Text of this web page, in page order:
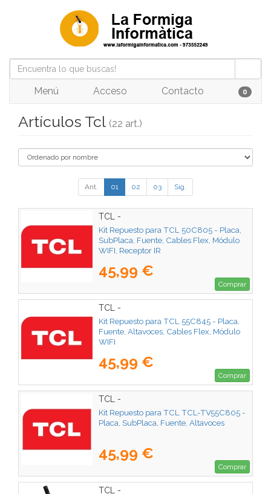
Menú Acceso Contacto 0
Artículos Tcl (22 art.)
Ant. 01 02 03 Sig.
TCL -
Kit Repuesto para TCL 50C805 - Placa,
SubPlaca, Fuente, Cables Flex, Módulo
WIFI, Receptor IR
45,99 €
Comprar
TCL -
Kit Repuesto para TCL 55C845 - Placa,
Fuente, Altavoces, Cables Flex, Módulo
WIFI
45,99 €
Comprar
TCL -
Kit Repuesto para TCL TCL-TV55C805 -
Placa, SubPlaca, Fuente, Altavoces
45,99 €
Comprar
TCL -